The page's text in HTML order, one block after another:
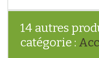
14 autres
catégorie :